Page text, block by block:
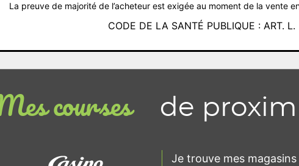
La preuve de majorité de l’acheteur est exigée au moment de la vente
CODE DE LA SANTÉ PUBLIQUE : ART.
courses de
Je trouve mes